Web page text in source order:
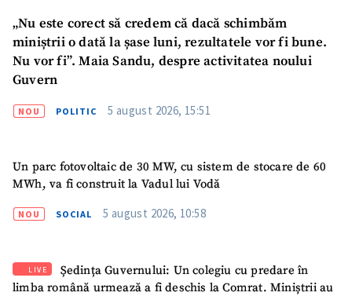
„Nu este corect să credem că dacă schimbăm
miniștrii o dată la șase luni, rezultatele vor fi bune.
Nu vor fi”. Maia Sandu, despre activitatea noului
Guvern
NOU POLITIC 5 august 2026, 15:51
Un parc fotovoltaic de 30 MW, cu sistem de stocare de 60
MWh, va fi construit la Vadul lui Vodă
NOU SOCIAL 5 august 2026, 10:58
LIVE
Ședința Guvernului: Un colegiu cu predare în
limba română urmează a fi deschis la Comrat. Miniștrii au
Nume+ Numele meu
Am citit și sunt de
acord cu politica de
confidențialitate.